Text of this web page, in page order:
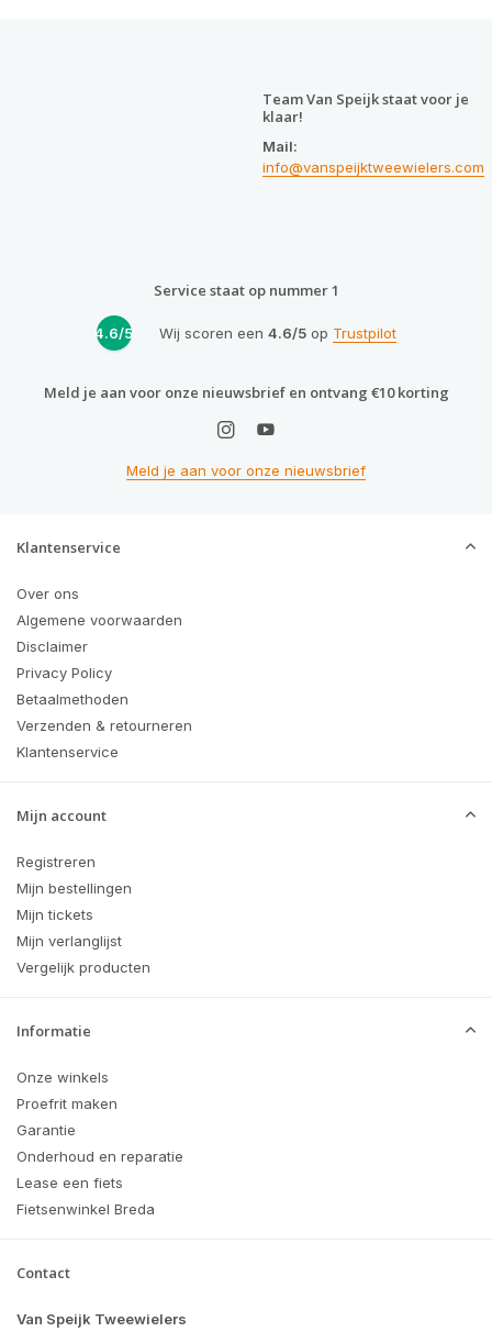
Team Van Speijk staat voor je
klaar!
Mail:
info@vanspeijktweewielers.com
Service staat op nummer 1
4.6/5 Wij scoren een 4.6/5op Trustpilot
Meld je aan voor onze nieuwsbrief en ontvang €10 korting
Meld je aan voor onze nieuwsbrief
Klantenservice
Over ons
Algemene voorwaarden
Disclaimer
Privacy Policy
Betaalmethoden
Verzenden & retourneren
Klantenservice
Mijn account
Registreren
Mijn bestellingen
Mijn tickets
Mijn verlanglijst
Vergelijk producten
Informatie
Onze winkels
Proefrit maken
Garantie
Onderhoud en reparatie
Lease een fiets
Fietsenwinkel Breda
Contact
Van Speijk Tweewielers